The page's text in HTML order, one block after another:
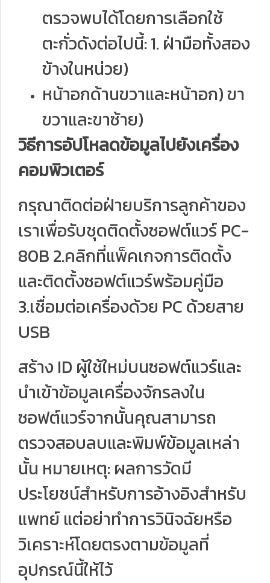
ตรวจพบได้โดยการเลือกใช้
ตะกั่วดังต่อไปนี้: 1. ฝ่ามือทั้งสอง
ข้างในหน่วย)
หน้าอกด้านขวาและหน้าอก) ขา
ขวาและขาซ้าย)
วิธีการอัปโหลดข้อมูลไปยังเครื่อง
คอมพิวเตอร์
กรุณาติดต่อฝ่ายบริการลูกค้าของ
เราเพื่อรับชุดติดตั้งซอฟต์แวร์ PC-
80B 2.คลิกที่แพ็คเกจการติดตั้ง
และติดตั้งซอฟต์แวร์พร้อมคู่มือ
3.เชื่อมต่อเครื่องด้วย PC ด้วยสาย
USB
สร้าง ID ผู้ใช้ใหม่บนซอฟต์แวร์และ
นำเข้าข้อมูลเครื่องจักรลงใน
ซอฟต์แวร์จากนั้นคุณสามารถ
ตรวจสอบลบและพิมพ์ข้อมูลเหล่า
นั้น หมายเหตุ: ผลการวัดมี
ประโยชน์สำหรับการอ้างอิงสำหรับ
แพทย์ แต่อย่าทำการวินิจฉัยหรือ
วิเคราะห์โดยตรงตามข้อมูลที่
อุปกรณ์นี้ให้ไว้